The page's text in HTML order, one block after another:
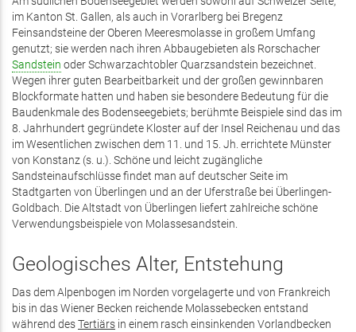
im Kanton St. Gallen, als auch in Vorarlberg bei Bregenz
Feinsandsteine der Oberen Meeresmolasse in großem Umfang
genutzt; sie werden nach ihren Abbaugebieten als Rorschacher
Sandstein oder Schwarzachtobler Quarzsandstein bezeichnet.
Wegen ihrer guten Bearbeitbarkeit und der großen gewinnbaren
Blockformate hatten und haben sie besondere Bedeutung für die
Baudenkmale des Bodenseegebiets; berühmte Beispiele sind das im
8. Jahrhundert gegründete Kloster auf der Insel Reichenau und das
im Wesentlichen zwischen dem 11. und 15. Jh. errichtete Münster
von Konstanz (s. u.). Schöne und leicht zugängliche
Sandsteinaufschlüsse findet man auf deutscher Seite im
Stadtgarten von Überlingen und an der Uferstraße bei Überlingen-
Goldbach. Die Altstadt von Überlingen liefert zahlreiche schöne
Verwendungsbeispiele von Molassesandstein.
Geologisches Alter, Entstehung
Das dem Alpenbogen im Norden vorgelagerte und von Frankreich
bis in das Wiener Becken reichende Molassebecken entstand
während desTertiärs in einem rasch einsinkenden Vorlandbecken